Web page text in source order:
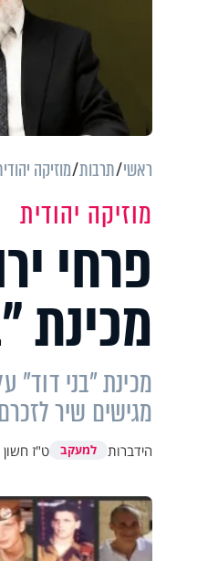
ראשי תרבות מוזיקה
מוזיקה יהודית
פרחי
מכינת
מגישים שיר
הידברות למעקב ט"ז